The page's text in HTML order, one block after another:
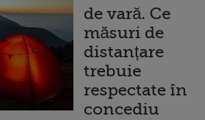
de vară. Ce
măsuri de
distanțare
trebuie
respectate în
concediu